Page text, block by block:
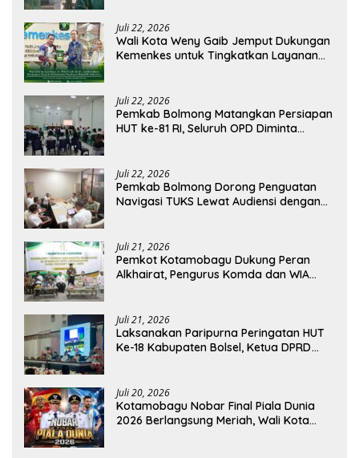
Juli 22, 2026
Wali Kota Weny Gaib Jemput Dukungan
Kemenkes untuk Tingkatkan Layanan
Juli 22, 2026
Pemkab Bolmong Matangkan Persiapan
HUT ke-81 RI, Seluruh OPD Diminta
Juli 22, 2026
Pemkab Bolmong Dorong Penguatan
Navigasi TUKS Lewat Audiensi dengan
Juli 21, 2026
Pemkot Kotamobagu Dukung Peran
Alkhairat, Pengurus Komda dan WIA
Juli 21, 2026
Laksanakan Paripurna Peringatan HUT
Ke-18 Kabupaten Bolsel, Ketua DPRD
Juli 20, 2026
Kotamobagu Nobar Final Piala Dunia
2026 Berlangsung Meriah, Wali Kota